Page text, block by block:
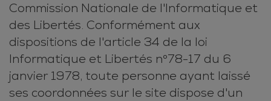
Commission Nationale de l'Informatique et
des Libertés. Conformément aux
dispositions de l'article 34 de la loi
Informatique et Libertés n°78-17 du 6
janvier 1978, toute personne ayant laissé
ses coordonnées sur le site dispose d'un